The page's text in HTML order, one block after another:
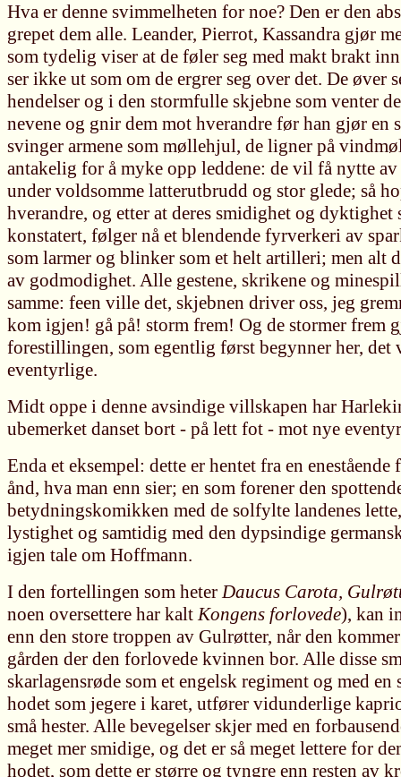
Hva er denne svimmelheten for noe? Den er den
grepet dem alle. Leander, Pierrot, Kassandra gjør
som tydelig viser at de føler seg med makt brakt
ser ikke ut som om de ergrer seg over det. De øver
hendelser og i den stormfulle skjebne som venter
nevene og gnir dem mot hverandre før han gjør en
svinger armene som møllehjul, de ligner på
antakelig for å myke opp leddene: de vil få nytte
under voldsomme latterutbrudd og stor glede; så
hverandre, og etter at deres smidighet og
konstatert, følger nå et blendende fyrverkeri av
som larmer og blinker som et helt artilleri; men alt
av godmodighet. Alle gestene, skrikene og
samme: feen ville det, skjebnen driver oss, jeg
kom igjen! gå på! storm frem! Og de stormer frem
forestillingen, som egentlig først begynner her, det
eventyrlige.
Midt oppe i denne avsindige villskapen har
ubemerket danset bort - på lett fot - mot nye
Enda et eksempel: dette er hentet fra en
ånd, hva man enn sier; en som forener den
betydningskomikken med de solfylte landenes
lystighet og samtidig med den dypsindige
igjen tale om Hoffmann.
I den fortellingen som heterDaucus Carota,
noen oversettere har kaltKongens forlovede), kan
enn den store troppen av Gulrøtter, når den
gården der den forlovede kvinnen bor. Alle disse
skarlagensrøde som et engelsk regiment og med
hodet som jegere i karet, utfører vidunderlige
små hester. Alle bevegelser skjer med en
meget mer smidige, og det er så meget lettere for
hodet, som dette er større og tyngre enn resten av